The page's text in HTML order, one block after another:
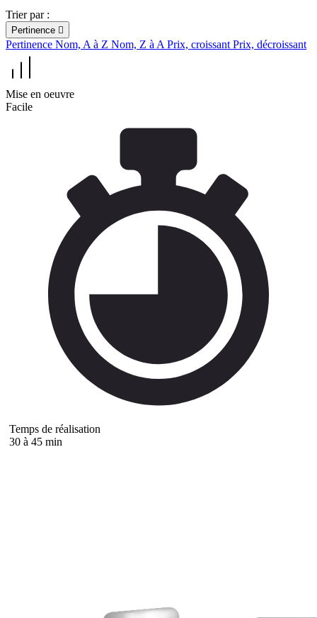
Trier par :
Pertinence 
Pertinence Nom, A à Z Nom, Z à A Prix, croissant Prix, décroissant
Mise en oeuvre
Facile
Temps de réalisation
30 à 45 min